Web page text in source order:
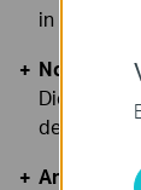
in unseren
Diese
deaktiviert
Analyse-